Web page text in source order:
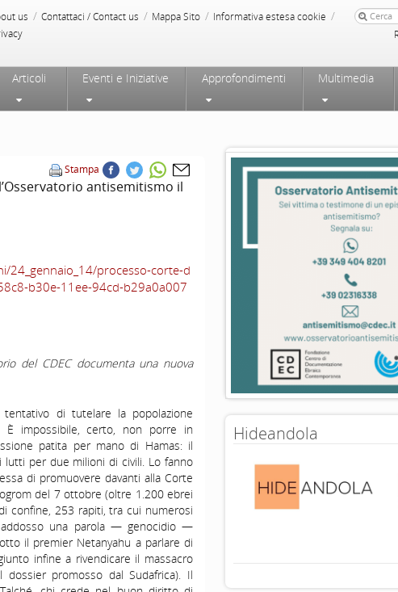
us / Contattaci / Contact us / Mappa Sito / Informativa estesa cookie /
Articoli Eventi e Iniziative Approfondimenti Multimedia
Stampa
antisemitismo il
24_gennaio_14/processo-corte-d
b30e-11ee-94cd-b29a0a007
del CDEC documenta una nuova
tentativo di tutelare la popolazione
È impossibile, certo, non porre in
patita per mano di Hamas: il
per due milioni di civili. Lo fanno
di promuovere davanti alla Corte
del 7 ottobre (oltre 1.200 ebrei
confine, 253 rapiti, tra cui numerosi
addosso una parola — genocidio —
il premier Netanyahu a parlare di
infine a rivendicare il massacro
promosso dal Sudafrica). Il
Hideandola